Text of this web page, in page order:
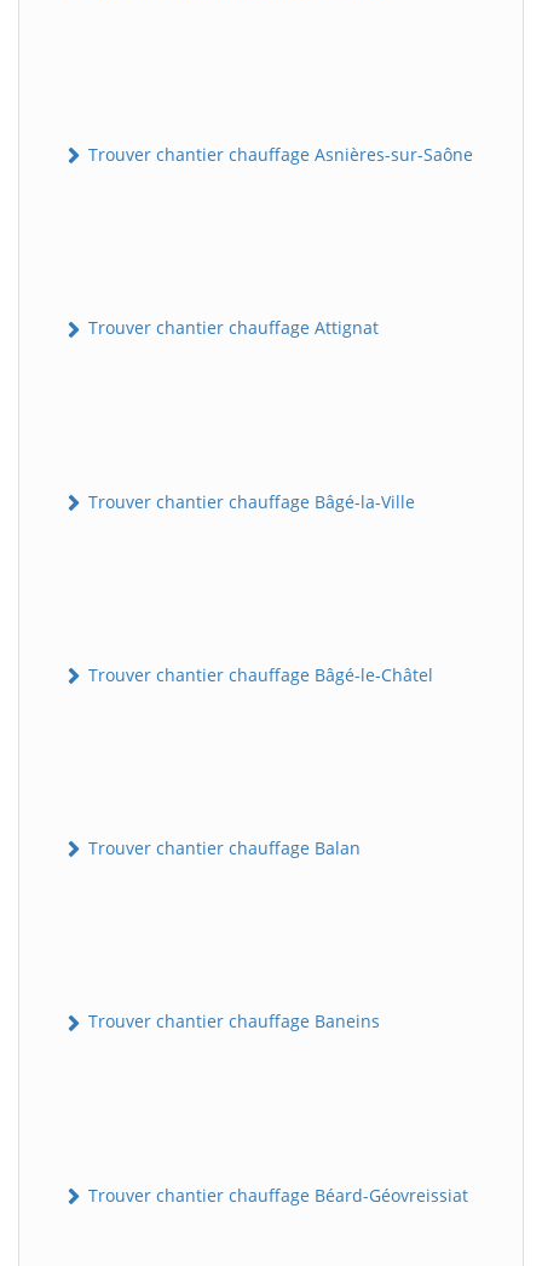
Trouver chantier chauffage Asnières-sur-Saône
Trouver chantier chauffage Attignat
Trouver chantier chauffage Bâgé-la-Ville
Trouver chantier chauffage Bâgé-le-Châtel
Trouver chantier chauffage Balan
Trouver chantier chauffage Baneins
Trouver chantier chauffage Béard-Géovreissiat